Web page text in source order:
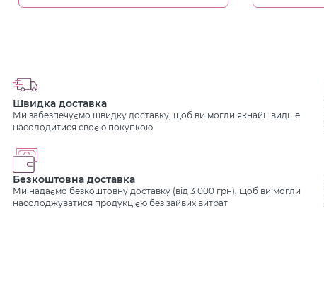
Швидка доставка
Ми забезпечуємо швидку доставку, щоб ви могли якнайшвидше
насолодитися своєю покупкою
Безкоштовна доставка
Ми надаємо безкоштовну доставку (від 3 000 грн), щоб ви могли
насолоджуватися продукцією без зайвих витрат